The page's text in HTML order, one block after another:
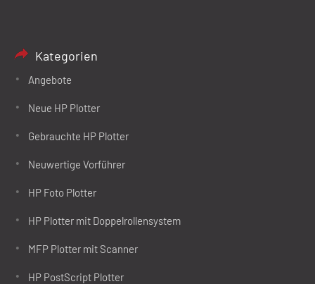
Kategorien
Angebote
Neue HP Plotter
Gebrauchte HP Plotter
Neuwertige Vorführer
HP Foto Plotter
HP Plotter mit Doppelrollensystem
MFP Plotter mit Scanner
HP PostScript Plotter